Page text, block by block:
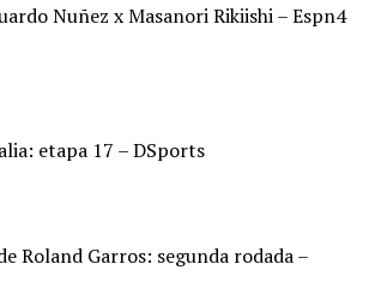
Nuñez x Masanori Rikiishi – Espn4
etapa 17 – DSports
Roland Garros: segunda rodada –